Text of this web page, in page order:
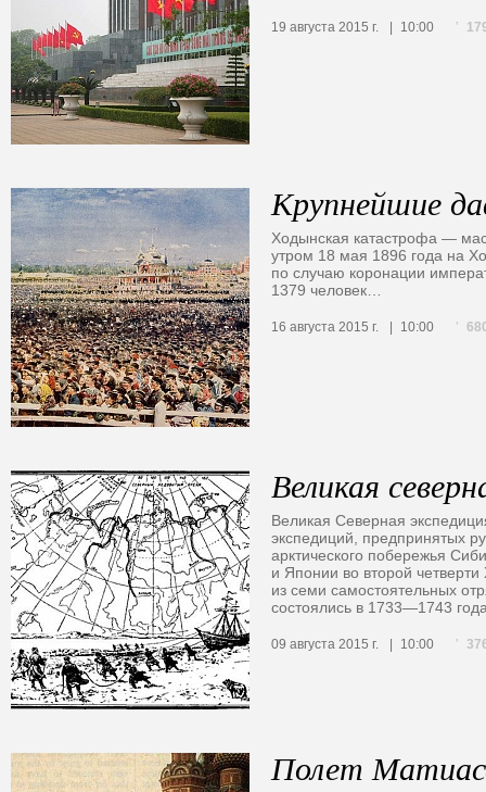
19 августа 2015 г. 10:00
Крупнейшие
Ходынская катастрофа —
утром 18 мая 1896 года на
по случаю коронации
1379 человек…
16 августа 2015 г. 10:00
Великая
Великая Северная
экспедиций, предпринятых
арктического побережья
и Японии во второй
из семи самостоятельных
состоялись в 1733—1743
09 августа 2015 г. 10:00
Полет